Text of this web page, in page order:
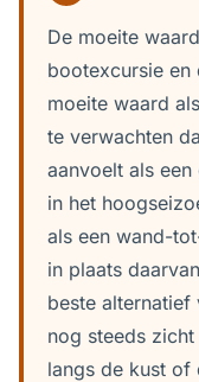
De moeite
bootexcursie
moeite waard
te verwachten
aanvoelt als
in het
als een wand-
in plaats
beste
nog steeds
langs de kust of